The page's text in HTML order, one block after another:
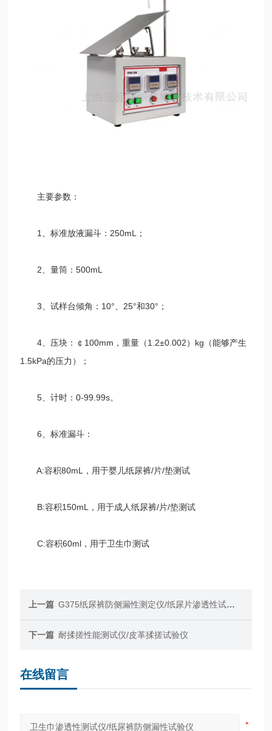
主要参数：
1、标准放液漏斗：250mL；
2、量筒：500mL
3、试样台倾角：10°、25°和30°；
4、压块：￠100mm，重量（1.2±0.002）kg（能够产生
1.5kPa的压力）；
5、计时：0-99.99s。
6、标准漏斗：
A:容积80mL，用于婴儿纸尿裤/片/垫测试
B:容积150mL，用于成人纸尿裤/片/垫测试
C:容积60ml，用于卫生巾测试
上一篇 G375纸尿裤防侧漏性测定仪/纸尿片渗透性试验仪
下一篇 耐揉搓性能测试仪/皮革揉搓试验仪
在线留言